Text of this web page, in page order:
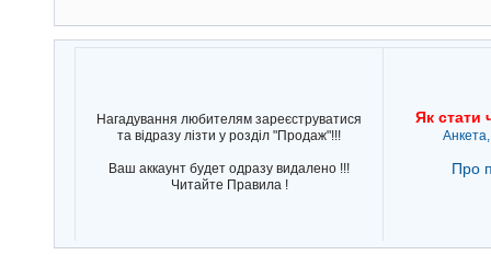
Нагадування любителям зареєструватися
та відразу лізти у розділ "Продаж"!!!
Ваш аккаунт будет одразу видалено !!!
Читайте Правила !
Як стати
Про